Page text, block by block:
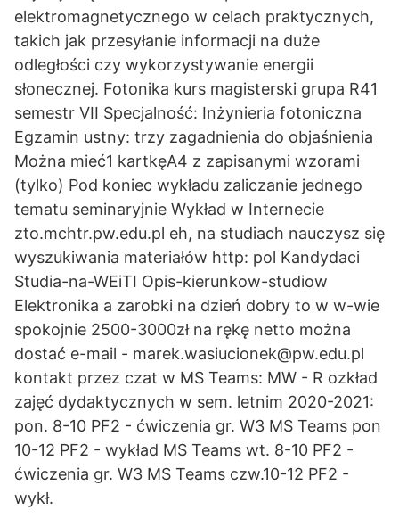
elektromagnetycznego w celach praktycznych,
takich jak przesyłanie informacji na duże
odległości czy wykorzystywanie energii
słonecznej. Fotonika kurs magisterski grupa R41
semestr VII Specjalność: Inżynieria fotoniczna
Egzamin ustny: trzy zagadnienia do objaśnienia
Można mieć1 kartkęA4 z zapisanymi wzorami
(tylko) Pod koniec wykładu zaliczanie jednego
tematu seminaryjnie Wykład w Internecie
zto.mchtr.pw.edu.pl eh, na studiach nauczysz się
wyszukiwania materiałów http: pol Kandydaci
Studia-na-WEiTI Opis-kierunkow-studiow
Elektronika a zarobki na dzień dobry to w w-wie
spokojnie 2500-3000zł na rękę netto można
dostać e-mail - marek.wasiucionek@pw.edu.pl
kontakt przez czat w MS Teams: MW - R ozkład
zajęć dydaktycznych w sem. letnim 2020-2021:
pon. 8-10 PF2 - ćwiczenia gr. W3 MS Teams pon
10-12 PF2 - wykład MS Teams wt. 8-10 PF2 -
ćwiczenia gr. W3 MS Teams czw.10-12 PF2 -
wykł.